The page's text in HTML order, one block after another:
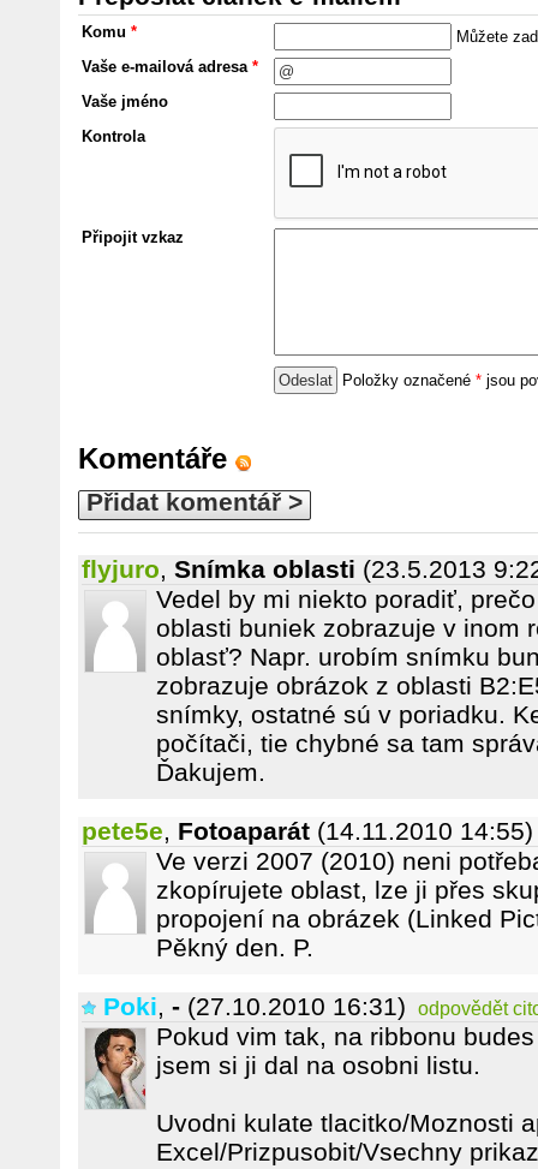
Komu *
Můžete
Vaše e-mailová adresa *
Vaše jméno
Kontrola
Připojit vzkaz
Položky označené * jsou
Komentáře
Přidat komentář >
flyjuro, Snímka oblasti (23.5.2013
Vedel by mi niekto poradiť,
oblasti buniek zobrazuje v inom
oblasť? Napr. urobím snímku
zobrazuje obrázok z oblasti
snímky, ostatné sú v poriadku.
počítači, tie chybné sa tam
Ďakujem.
pete5e, Fotoaparát (14.11.2010 14:55)
Ve verzi 2007 (2010) neni
zkopírujete oblast, lze ji přes
propojení na obrázek (Linked
Pěkný den. P.
Poki, - (27.10.2010 16:31) odpovědět
Pokud vim tak, na ribbonu
jsem si ji dal na osobni listu.
Uvodni kulate tlacitko/Moznosti
Excel/Prizpusobit/Vsechny